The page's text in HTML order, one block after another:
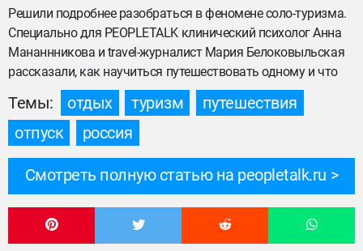
Решили подробнее разобраться в феномене соло-туризма.
Специально для PEOPLETALK клинический психолог Анна
Мананнникова и travel-журналист Мария Белоковыльская
рассказали, как научиться путешествовать одному и что
Темы: отдых туризм
путешествия
отпуск
россия
Смотреть полную статью на peopletalk.ru